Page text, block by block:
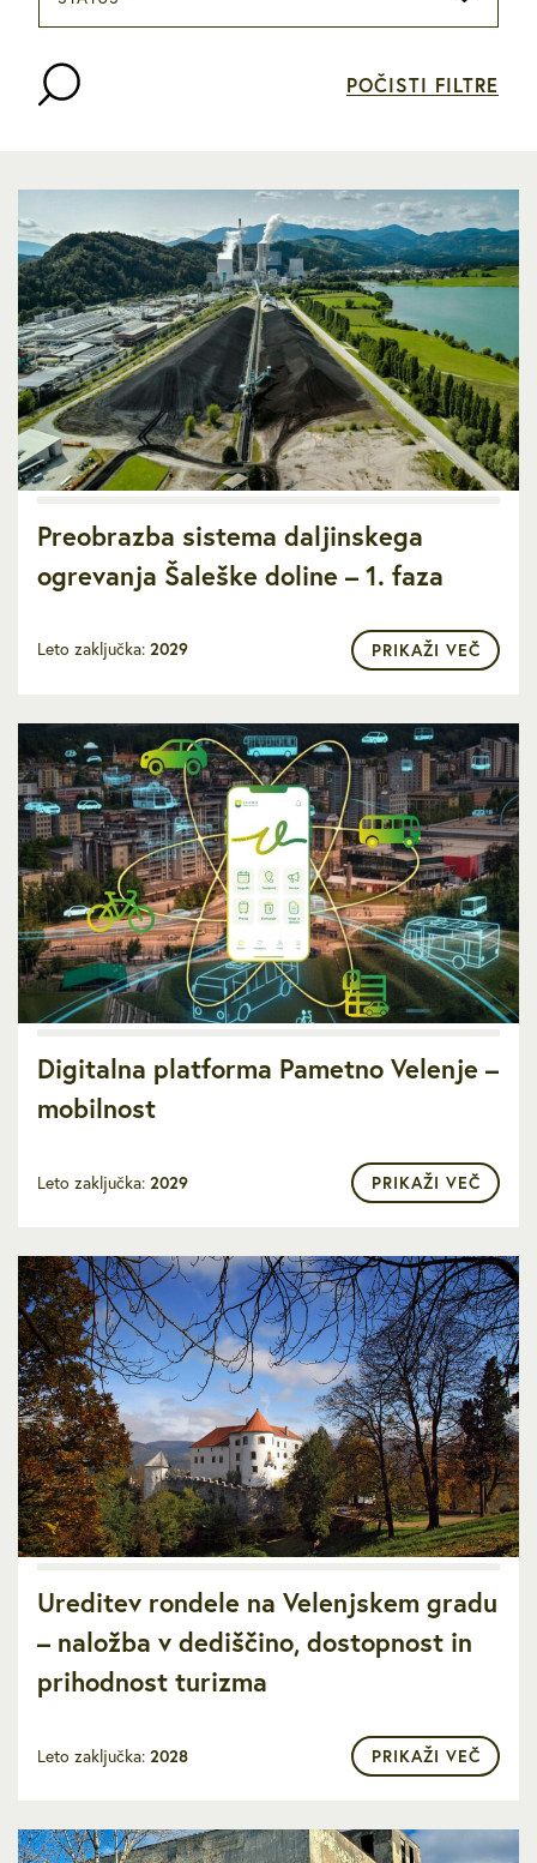
POČISTI FILTRE
Preobrazba sistema daljinskega
ogrevanja Šaleške doline – 1. faza
Leto zaključka: 2029 PRIKAŽI VEČ
Digitalna platforma Pametno Velenje –
mobilnost
Leto zaključka: 2029 PRIKAŽI VEČ
Ureditev rondele na Velenjskem gradu
– naložba v dediščino, dostopnost in
prihodnost turizma
Leto zaključka: 2028 PRIKAŽI VEČ